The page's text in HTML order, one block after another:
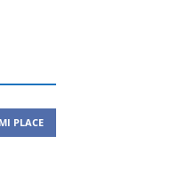
PLACE